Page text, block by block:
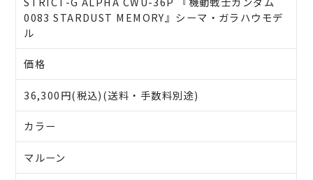
0083 STARDUST MEMORY』シーマ・ガラハウモデ
ル
価格
36,300円(税込)(送料・手数料別途)
カラー
マルーン